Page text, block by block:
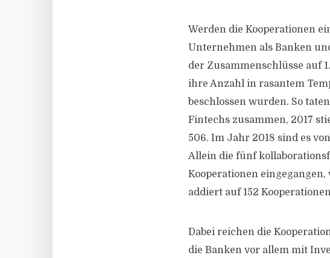
Werden die Kooperationen
Unternehmen als Banken
der Zusammenschlüsse auf
ihre Anzahl in rasantem
beschlossen wurden. So
Fintechs zusammen, 2017
506. Im Jahr 2018 sind es
Allein die fünf
Kooperationen
addiert auf 152
Dabei reichen die
die Banken vor allem mit